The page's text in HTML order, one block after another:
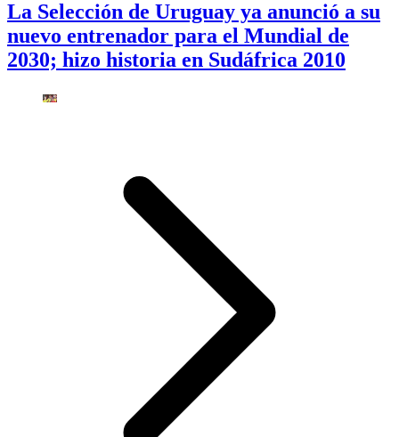
La Selección de Uruguay ya anunció a su
nuevo entrenador para el Mundial de
2030; hizo historia en Sudáfrica 2010